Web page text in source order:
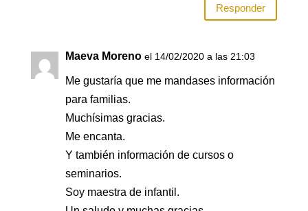
Responder
Maeva Moreno el 14/02/2020 a las 21:03
Me gustaría que me mandases información
para familias.
Muchísimas gracias.
Me encanta.
Y también información de cursos o
seminarios.
Soy maestra de infantil.